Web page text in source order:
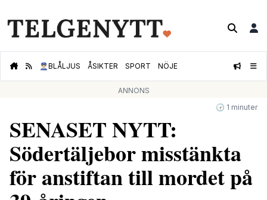
👮🏻‍♂️BLÅLJUS ÅSIKTER SPORT NÖJE
ANNONS
🕝 1 minuter
SENASET NYTT:
Södertäljebor misstänkta
för anstiftan till mordet på